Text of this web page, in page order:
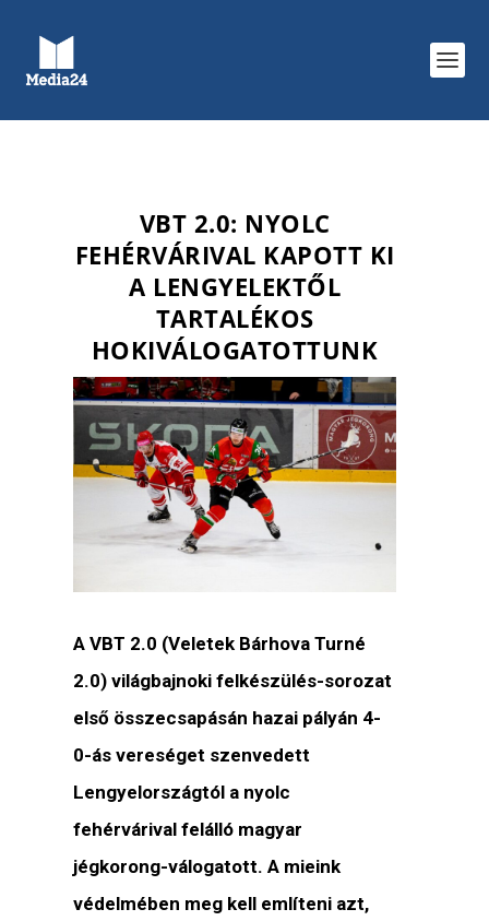
VBT 2.0: NYOLC
FEHÉRVÁRIVAL KAPOTT KI
A LENGYELEKTŐL
TARTALÉKOS
HOKIVÁLOGATOTTUNK
A VBT 2.0 (Veletek Bárhova Turné
2.0) világbajnoki felkészülés-sorozat
első összecsapásán hazai pályán 4-
0-ás vereséget szenvedett
Lengyelországtól a nyolc
fehérvárival felálló magyar
jégkorong-válogatott. A mieink
védelmében meg kell említeni azt,